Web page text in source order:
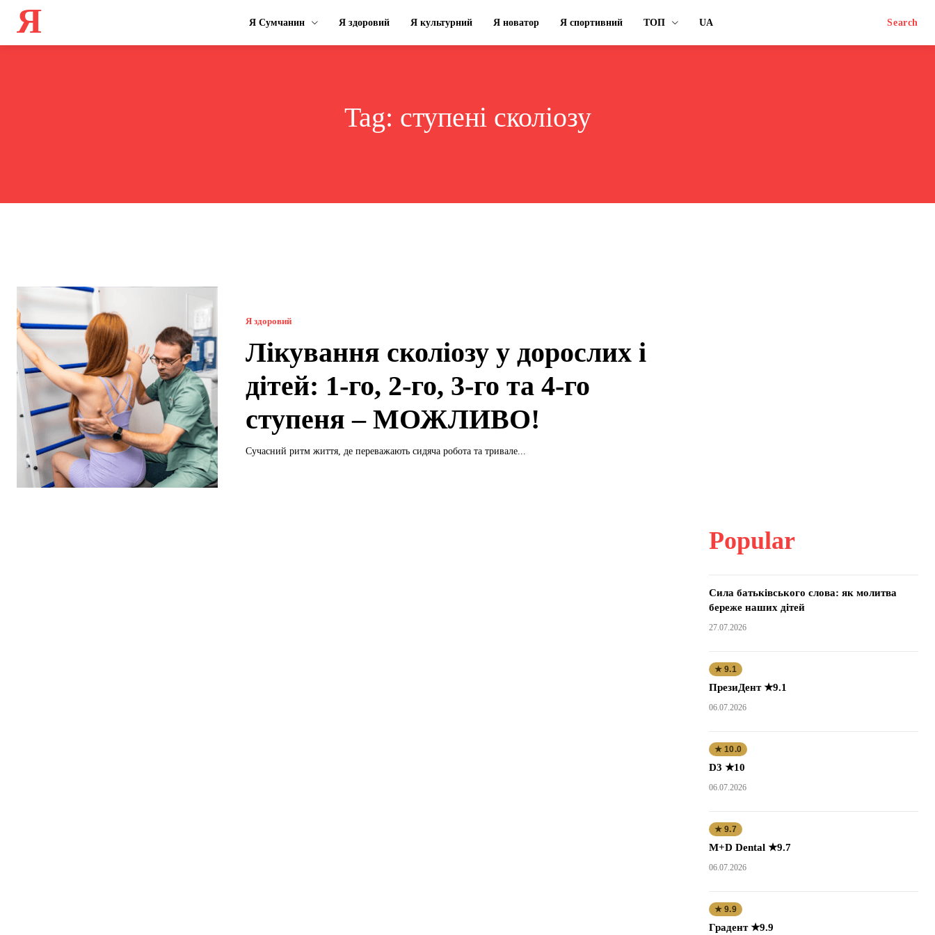
Я Я Сумчанин Я здоровий Я культурний Я новатор Я спортивний ТОП UA Search
Tag: ступені сколіозу
Я здоровий
Лікування сколіозу у дорослих і
дітей: 1-го, 2-го, 3-го та 4-го
ступеня – МОЖЛИВО!
Сучасний ритм життя, де переважають сидяча робота та тривале...
Popular
Сила батьківського слова: як молитва
береже наших дітей
27.07.2026
★ 9.1
ПрезиДент ★9.1
06.07.2026
★ 10.0
D3 ★10
06.07.2026
★ 9.7
M+D Dental ★9.7
06.07.2026
★ 9.9
Градент ★9.9